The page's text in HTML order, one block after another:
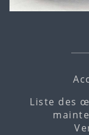
Liste des